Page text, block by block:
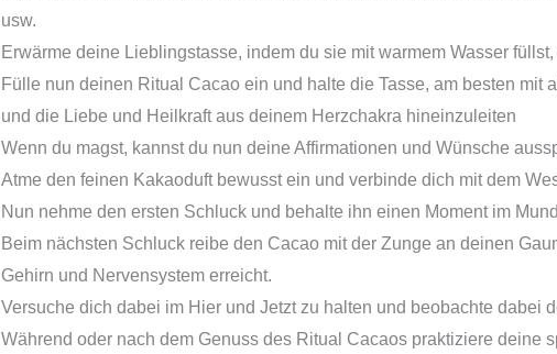
usw.
Erwärme deine Lieblingstasse, indem du sie mit warmem Wasser
Fülle nun deinen Ritual Cacao ein und halte die Tasse, am besten
und die Liebe und Heilkraft aus deinem Herzchakra hineinzuleiten
Wenn du magst, kannst du nun deine Affirmationen und Wünsche
Atme den feinen Kakaoduft bewusst ein und verbinde dich mit dem
Nun nehme den ersten Schluck und behalte ihn einen Moment im
Beim nächsten Schluck reibe den Cacao mit der Zunge an deinen
Gehirn und Nervensystem erreicht.
Versuche dich dabei im Hier und Jetzt zu halten und beobachte dabei
Während oder nach dem Genuss des Ritual Cacaos praktiziere deine